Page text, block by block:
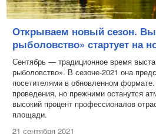
Открываем новый сезон.
рыболовство» стартует на
Сентябрь — традиционное время
рыболовство». В сезоне-2021 она
посетителями в обновленном
проведения, но прежними останутся
высокий процент профессионалов
площади.
21 сентября 2021